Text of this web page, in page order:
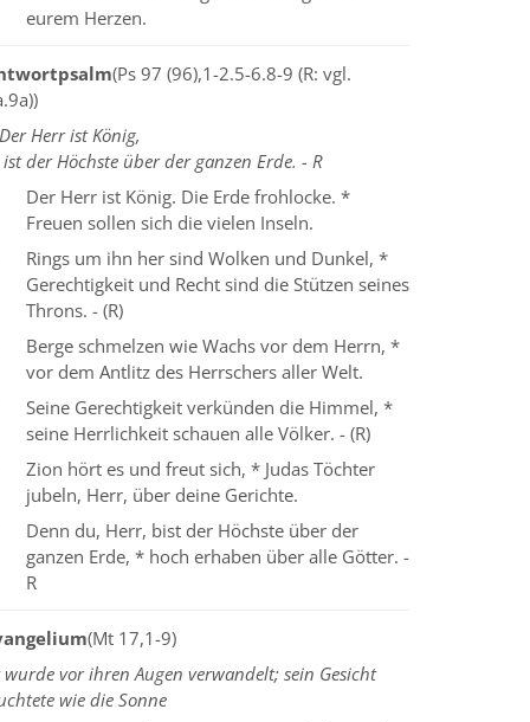
eurem Herzen.
(Ps 97 (96),1-2.5-6.8-9 (R: vgl.
Herr ist König,
der Höchste über der ganzen Erde. - R
Der Herr ist König. Die Erde frohlocke. *
Freuen sollen sich die vielen Inseln.
Rings um ihn her sind Wolken und Dunkel, *
Gerechtigkeit und Recht sind die Stützen seines
Throns. - (R)
Berge schmelzen wie Wachs vor dem Herrn, *
vor dem Antlitz des Herrschers aller Welt.
Seine Gerechtigkeit verkünden die Himmel, *
seine Herrlichkeit schauen alle Völker. - (R)
Zion hört es und freut sich, * Judas Töchter
jubeln, Herr, über deine Gerichte.
Denn du, Herr, bist der Höchste über der
ganzen Erde, * hoch erhaben über alle Götter. -
R
(Mt 17,1-9)
wurde vor ihren Augen verwandelt; sein Gesicht
wie die Sonne